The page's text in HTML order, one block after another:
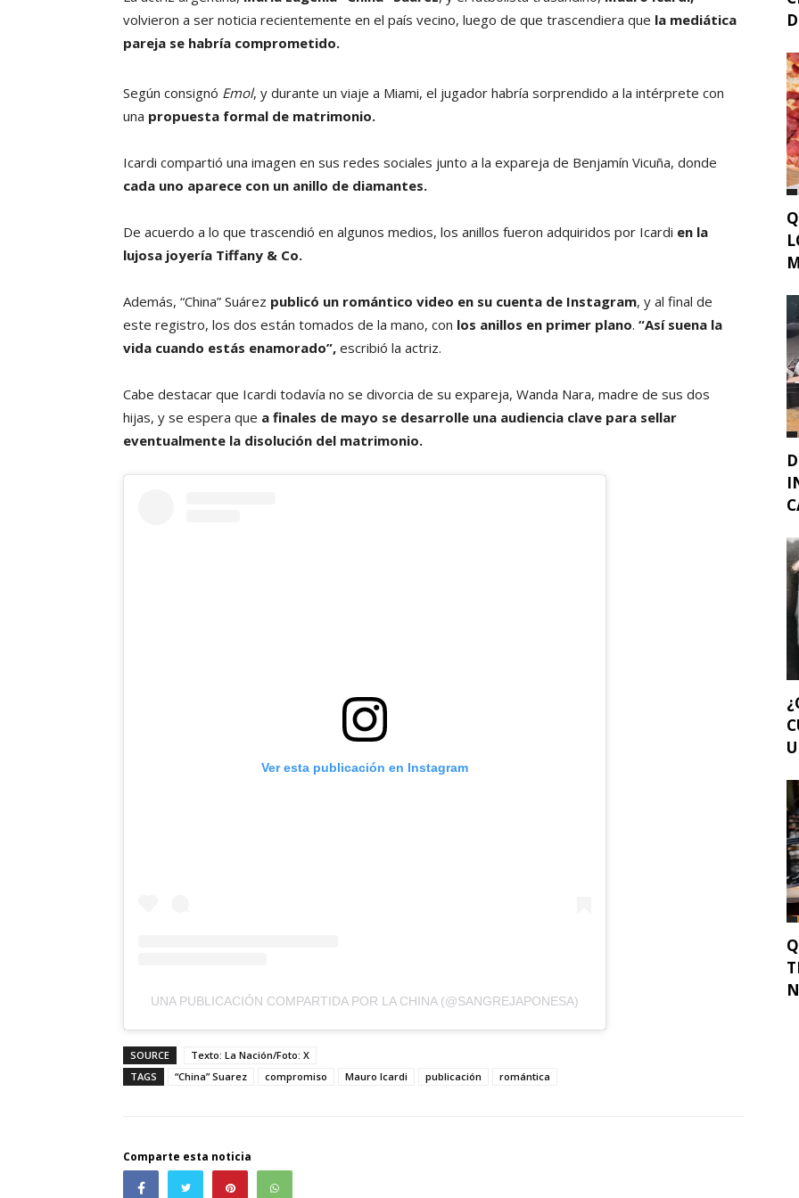
volvieron a ser noticia recientemente en el país vecino, luego de que trascendiera que la mediática
pareja se habría comprometido.
Según consignó Emol, y durante un viaje a Miami, el jugador habría sorprendido a la intérprete con
una propuesta formal de matrimonio.
Icardi compartió una imagen en sus redes sociales junto a la expareja de Benjamín Vicuña, donde
cada uno aparece con un anillo de diamantes.
De acuerdo a lo que trascendió en algunos medios, los anillos fueron adquiridos por Icardi en la
lujosa joyería Tiffany & Co.
Además, “China” Suárez publicó un romántico video en su cuenta de Instagram, y al final de
este registro, los dos están tomados de la mano, con los anillos en primer plano. “Así suena la
vida cuando estás enamorado”, escribió la actriz.
Cabe destacar que Icardi todavía no se divorcia de su expareja, Wanda Nara, madre de sus dos
hijas, y se espera que a finales de mayo se desarrolle una audiencia clave para sellar
eventualmente la disolución del matrimonio.
Ver esta publicación en Instagram
UNA PUBLICACIÓN COMPARTIDA POR LA CHINA (@SANGREJAPONESA)
SOURCE
Texto: La Nación/Foto: X
TAGS
“China” Suarez compromiso Mauro Icardi publicación romántica
Comparte esta noticia